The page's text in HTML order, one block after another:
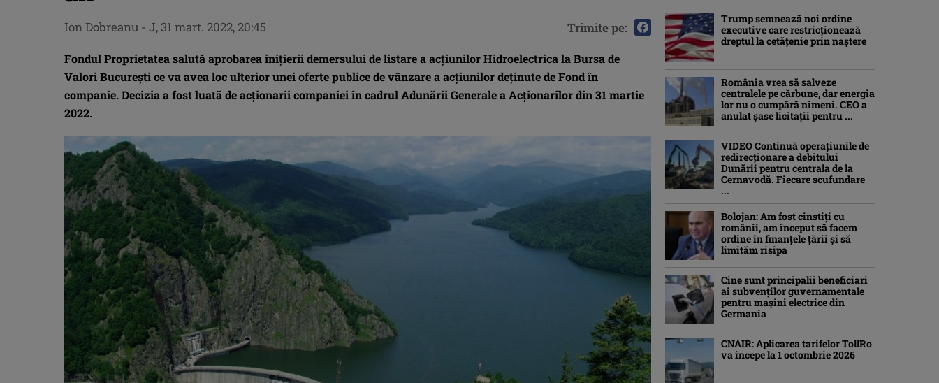
Fondul Proprietatea salută aprobarea inițierii demersului de listare a acțiunilor Hidroelectrica la Bursa de
Valori București ce va avea loc ulterior unei oferte publice de vânzare a acțiunilor deținute de Fond în
companie. Decizia a fost luată de acționarii companiei în cadrul Adunării Generale a Acționarilor din 31 martie
2022.
Ion Dobreanu - J, 31 mart. 2022, 20:45 Trimite pe:
Trump semnează noi ordine
executive care restricţionează
dreptul la cetăţenie prin naştere
România vrea să salveze
centralele pe cărbune, dar energia
lor nu o cumpără nimeni. CEO a
anulat șase licitații pentru ...
VIDEO Continuă operațiunile de
redirecționare a debitului
Dunării pentru centrala de la
Cernavodă. Fiecare scufundare
...
Bolojan: Am fost cinstiţi cu
românii, am început să facem
ordine în finanţele ţării şi să
limităm risipa
Cine sunt principalii beneficiari
ai subvenţilor guvernamentale
pentru mașini electrice din
Germania
CNAIR: Aplicarea tarifelor TollRo
va începe la 1 octombrie 2026